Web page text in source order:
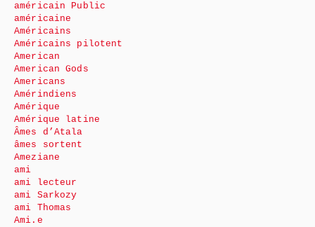
américain Public
américaine
Américains
Américains pilotent
American
American Gods
Americans
Amérindiens
Amérique
Amérique latine
Âmes d’Atala
âmes sortent
Ameziane
ami
ami lecteur
ami Sarkozy
ami Thomas
Ami.e